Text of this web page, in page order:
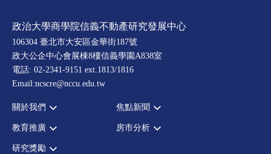
政治大學商學院信義不動產研究發展中心
106304 臺北市大安區金華街187號
政大公企中心會展棟8樓信義學園A838室
電話: 02-2341-9151 ext.1813/1816
Email:ncscre@nccu.edu.tw
關於我們
宗旨願景
設置辦法
焦點新聞
全部新聞
教育推廣
全部活動
房市分析
研究獎勵